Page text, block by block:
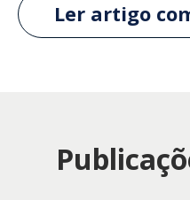
Ler artigo